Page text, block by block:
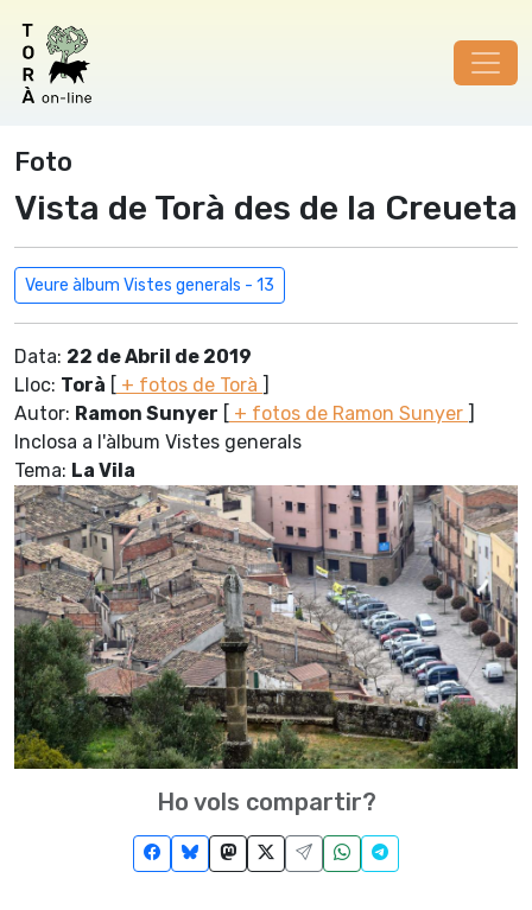
Foto
Vista de Torà des de la Creueta
Veure àlbum Vistes generals - 13
Data: 22 de Abril de 2019
Lloc: Torà [ + fotos de Torà ]
Autor: Ramon Sunyer [ + fotos de Ramon Sunyer ]
Inclosa a l'àlbum Vistes generals
Tema: La Vila
Ho vols compartir?